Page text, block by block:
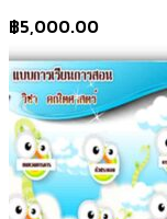
฿5,000.00